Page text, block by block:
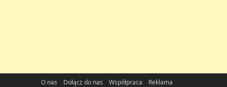
O nas Dołącz do nas Współpraca
Reklama